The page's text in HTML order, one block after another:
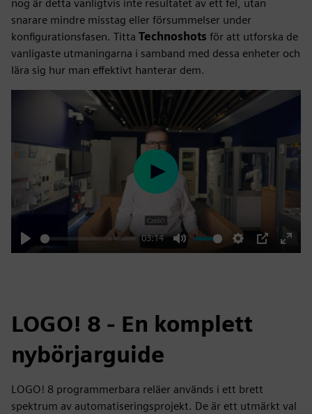
nog är detta vanligtvis inte resultatet av ett fel, utan
snarare mindre misstag eller försummelser under
konfigurationsfasen. Titta Technoshots för att utforska de
vanligaste utmaningarna i samband med dessa enheter och
lära sig hur man effektivt hanterar dem.
Play
03:14
Mute Settings
PIP
Enter
Play
LOGO! 8 - En komplett
nybörjarguide
LOGO! 8 programmerbara reläer används i ett brett
spektrum av automatiseringsprojekt. De är ett utmärkt val